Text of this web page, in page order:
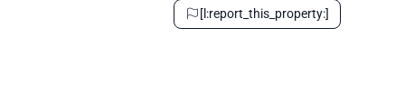
[l:report_this_property:]